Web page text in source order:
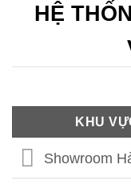
HỆ
KHU
Showroom